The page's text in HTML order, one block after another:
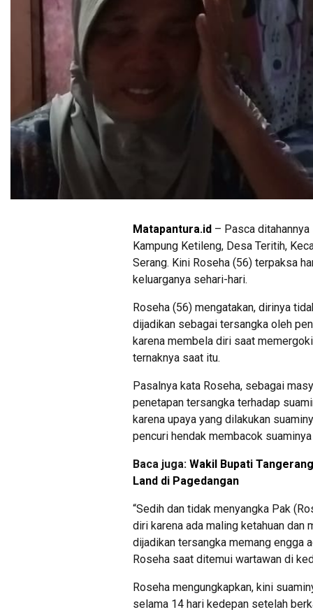
Matapantura.id – Pasca
Kampung Ketileng, Desa Teritih,
Serang. Kini Roseha (56) terpaksa
keluarganya sehari-hari.
Roseha (56) mengatakan, dirinya
dijadikan sebagai tersangka oleh
karena membela diri saat
ternaknya saat itu.
Pasalnya kata Roseha, sebagai
penetapan tersangka terhadap
karena upaya yang dilakukan
pencuri hendak membacok
Baca juga: Wakil Bupati
Land di Pagedangan
“Sedih dan tidak menyangka Pak
diri karena ada maling ketahuan dan
dijadikan tersangka memang engga
Roseha saat ditemui wartawan di
Roseha mengungkapkan, kini
selama 14 hari kedepan setelah